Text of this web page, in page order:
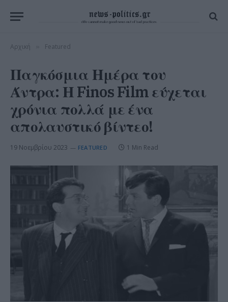
Αρχική Featured
Παγκόσμια Ημέρα του
Άντρα: Η Finos Film εύχεται
χρόνια πολλά με ένα
απολαυστικό βίντεο!
19 Νοεμβρίου 2023 FEATURED 1 Min Read